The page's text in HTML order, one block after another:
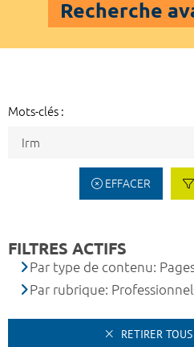
Recherche
Mots-clés :
EFFACER
FILTRES ACTIFS
Par type de contenu:
Par rubrique:
RETIRER